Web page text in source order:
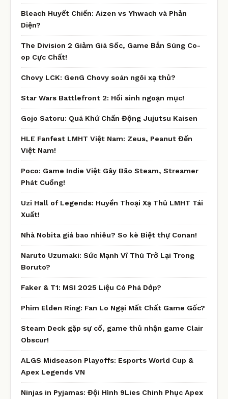
Bleach Huyết Chiến: Aizen vs Yhwach và Phản
Diện?
The Division 2 Giảm Giá Sốc, Game Bắn Súng Co-
op Cực Chất!
Chovy LCK: GenG Chovy soán ngôi xạ thủ?
Star Wars Battlefront 2: Hồi sinh ngoạn mục!
Gojo Satoru: Quá Khứ Chấn Động Jujutsu Kaisen
HLE Fanfest LMHT Việt Nam: Zeus, Peanut Đến
Việt Nam!
Poco: Game Indie Việt Gây Bão Steam, Streamer
Phát Cuồng!
Uzi Hall of Legends: Huyền Thoại Xạ Thủ LMHT Tái
Xuất!
Nhà Nobita giá bao nhiêu? So kè Biệt thự Conan!
Naruto Uzumaki: Sức Mạnh Vĩ Thú Trở Lại Trong
Boruto?
Faker & T1: MSI 2025 Liệu Có Phá Dớp?
Phim Elden Ring: Fan Lo Ngại Mất Chất Game Gốc?
Steam Deck gặp sự cố, game thủ nhận game Clair
Obscur!
ALGS Midseason Playoffs: Esports World Cup &
Apex Legends VN
Ninjas in Pyjamas: Đội Hình 9Lies Chinh Phục Apex